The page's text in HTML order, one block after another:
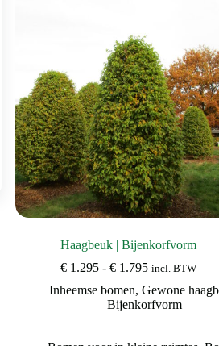
gekozen
worden
op
de
productpagina
Haagbeuk | Bijenkorfvorm
€ 1.295 - € 1.795Prijsklasse:
tot
€ 1.795
incl. BTW
Inheemse bomen, Gewone
Bijenkorfvorm